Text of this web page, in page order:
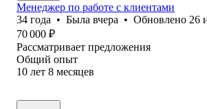
Менеджер по работе с клиентами
34 года • Была вчера • Обновлено 26
70 000 ₽
Рассматривает предложения
Общий опыт
10 лет 8 месяцев